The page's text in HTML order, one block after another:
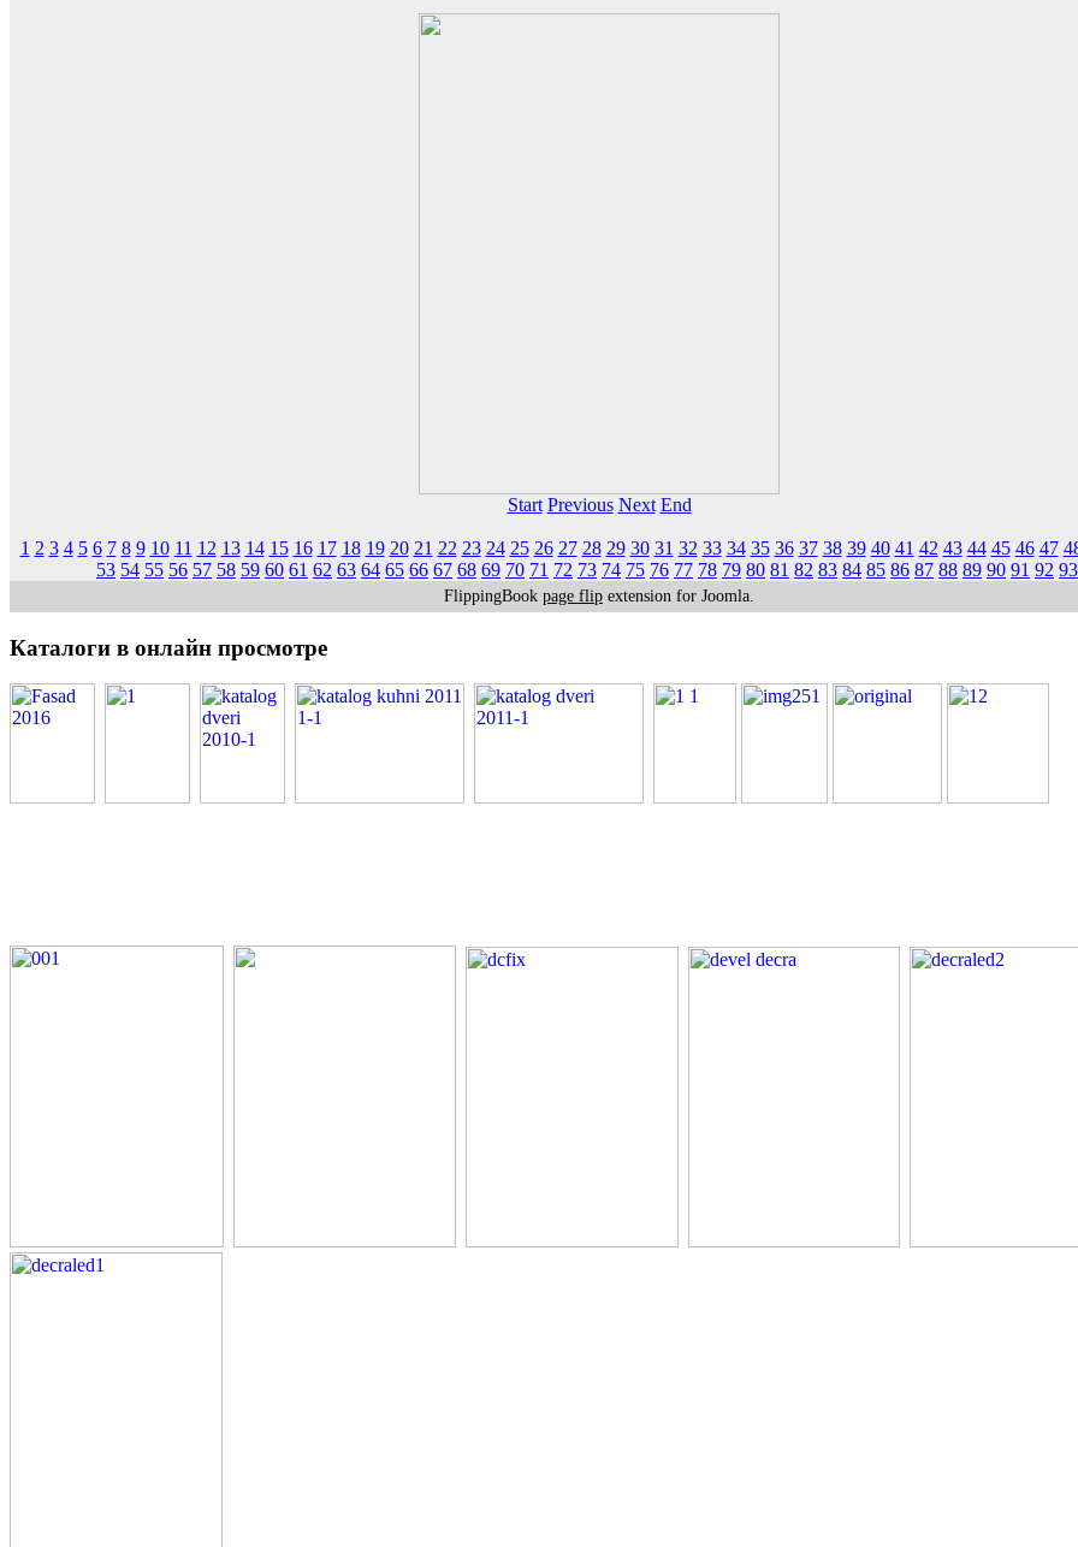
Start Previous Next End
1 2 3 4 5 6 7 8 9 10 11 12 13 14 15 16 17 18 19 20 21 22 23 24 25 26 27 28 29 30 31 32 33 34 35 36 37 38 39 40 41 42 43 44 45 46 47
53 54 55 56 57 58 59 60 61 62 63 64 65 66 67 68 69 70 71 72 73 74 75 76 77 78 79 80 81 82 83 84 85 86 87 88 89 90 91 92 93
FlippingBook page flip extension for Joomla.
Каталоги в онлайн просмотре